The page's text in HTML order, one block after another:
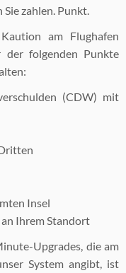
Sie zahlen. Punkt.
am Flughafen
folgenden Punkte
(CDW) mit
Insel
Ihrem Standort
Upgrades, die am
System angibt, ist